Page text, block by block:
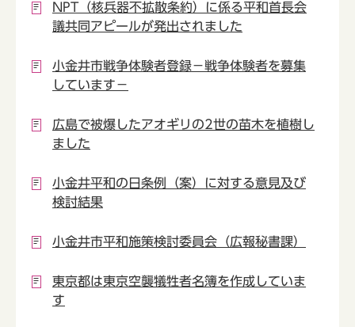
NPT（核兵器不拡散条約）に係る平和首長会
議共同アピールが発出されました
小金井市戦争体験者登録－戦争体験者を募集
しています－
広島で被爆したアオギリの2世の苗木を植樹し
ました
小金井平和の日条例（案）に対する意見及び
検討結果
小金井市平和施策検討委員会（広報秘書課）
東京都は東京空襲犠牲者名簿を作成していま
す